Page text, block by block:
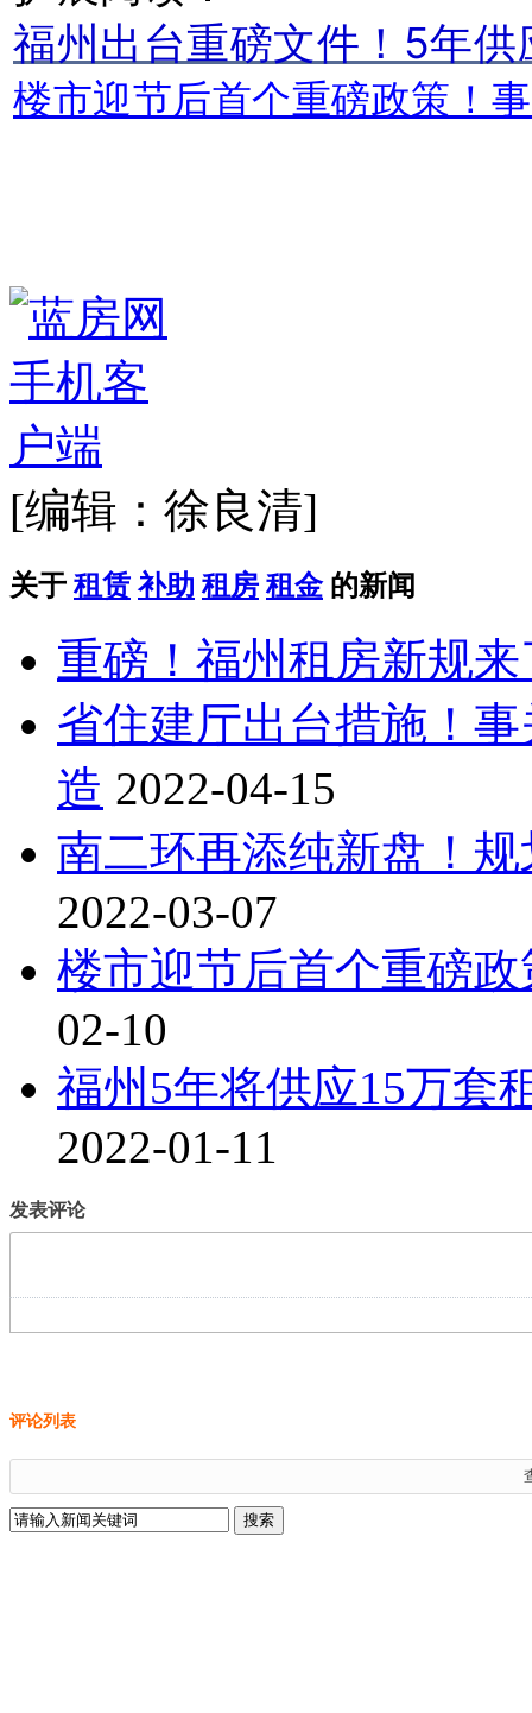
福州出台重磅文件！5年
楼市迎节后首个重磅政策！
[编辑：徐良清]
关于 租赁 补助 租房 租金 的新闻
重磅！福州租房新规来
省住建厅出台措施！
造 2022-04-15
南二环再添纯新盘！
2022-03-07
楼市迎节后首个重磅
02-10
福州5年将供应15万套
2022-01-11
发表评论
评论列表